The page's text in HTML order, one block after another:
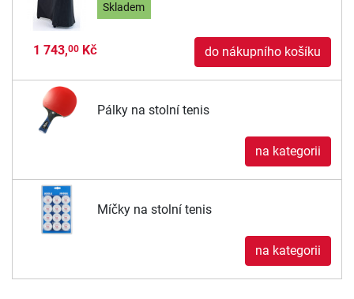
Skladem
1 743,00Kč do nákupního košíku
Pálky na stolní tenis
na kategorii
Míčky na stolní tenis
na kategorii